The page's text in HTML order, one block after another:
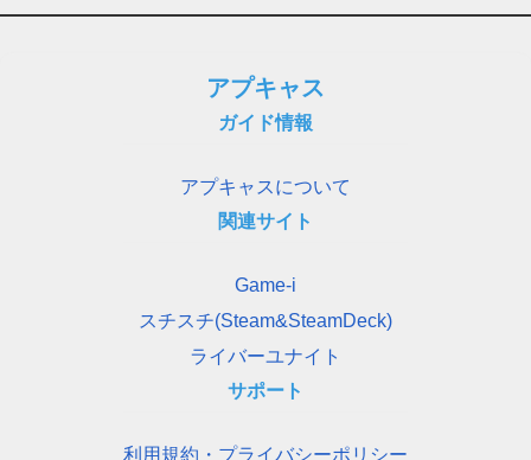
アプキャス
ガイド情報
アプキャスについて
関連サイト
Game-i
スチスチ(Steam&SteamDeck)
ライバーユナイト
サポート
利用規約・プライバシーポリシー